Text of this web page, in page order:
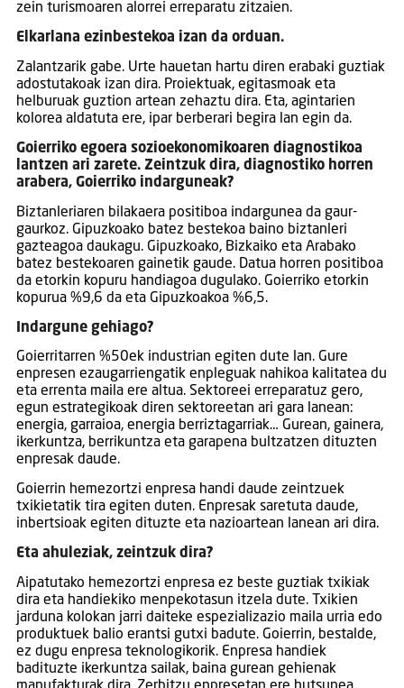
zein turismoaren alorrei erreparatu zitzaien.
Elkarlana ezinbestekoa izan da orduan.
Zalantzarik gabe. Urte hauetan hartu diren erabaki guztiak
adostutakoak izan dira. Proiektuak, egitasmoak eta
helburuak guztion artean zehaztu dira. Eta, agintarien
kolorea aldatuta ere, ipar berberari begira lan egin da.
Goierriko egoera sozioekonomikoaren diagnostikoa
lantzen ari zarete. Zeintzuk dira, diagnostiko horren
arabera, Goierriko indarguneak?
Biztanleriaren bilakaera positiboa indargunea da gaur-
gaurkoz. Gipuzkoako batez bestekoa baino biztanleri
gazteagoa daukagu. Gipuzkoako, Bizkaiko eta Arabako
batez bestekoaren gainetik gaude. Datua horren positiboa
da etorkin kopuru handiagoa dugulako. Goierriko etorkin
kopurua %9,6 da eta Gipuzkoakoa %6,5.
Indargune gehiago?
Goierritarren %50ek industrian egiten dute lan. Gure
enpresen ezaugarriengatik enpleguak nahikoa kalitatea du
eta errenta maila ere altua. Sektoreei erreparatuz gero,
egun estrategikoak diren sektoreetan ari gara lanean:
energia, garraioa, energia berriztagarriak… Gurean, gainera,
ikerkuntza, berrikuntza eta garapena bultzatzen dituzten
enpresak daude.
Goierrin hemezortzi enpresa handi daude zeintzuek
txikietatik tira egiten duten. Enpresak saretuta daude,
inbertsioak egiten dituzte eta nazioartean lanean ari dira.
Eta ahuleziak, zeintzuk dira?
Aipatutako hemezortzi enpresa ez beste guztiak txikiak
dira eta handiekiko menpekotasun itzela dute. Txikien
jarduna kolokan jarri daiteke espezializazio maila urria edo
produktuek balio erantsi gutxi badute. Goierrin, bestalde,
ez dugu enpresa teknologikorik. Enpresa handiek
badituzte ikerkuntza sailak, baina gurean gehienak